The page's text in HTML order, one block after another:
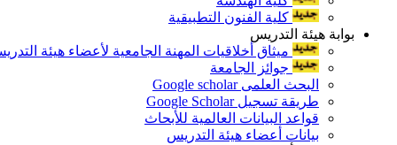
كلية الفنون التطبيقية
بوابة هيئة التدريس
ميثاق أخلاقيات المهنة الجامعية لأعضاء هيئة
جوائز الجامعة
البحث العلمى Google scholar
طريقة تسجيل Google Scholar
قواعد البيانات العالمية للأبحاث
بيانات أعضاء هيئة التدريس